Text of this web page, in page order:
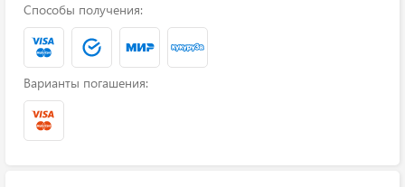
Способы получения:
Варианты погашения: